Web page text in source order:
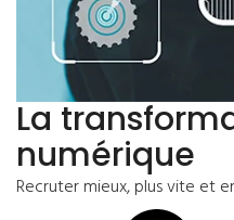
La
numérique
Recruter mieux, plus vite et